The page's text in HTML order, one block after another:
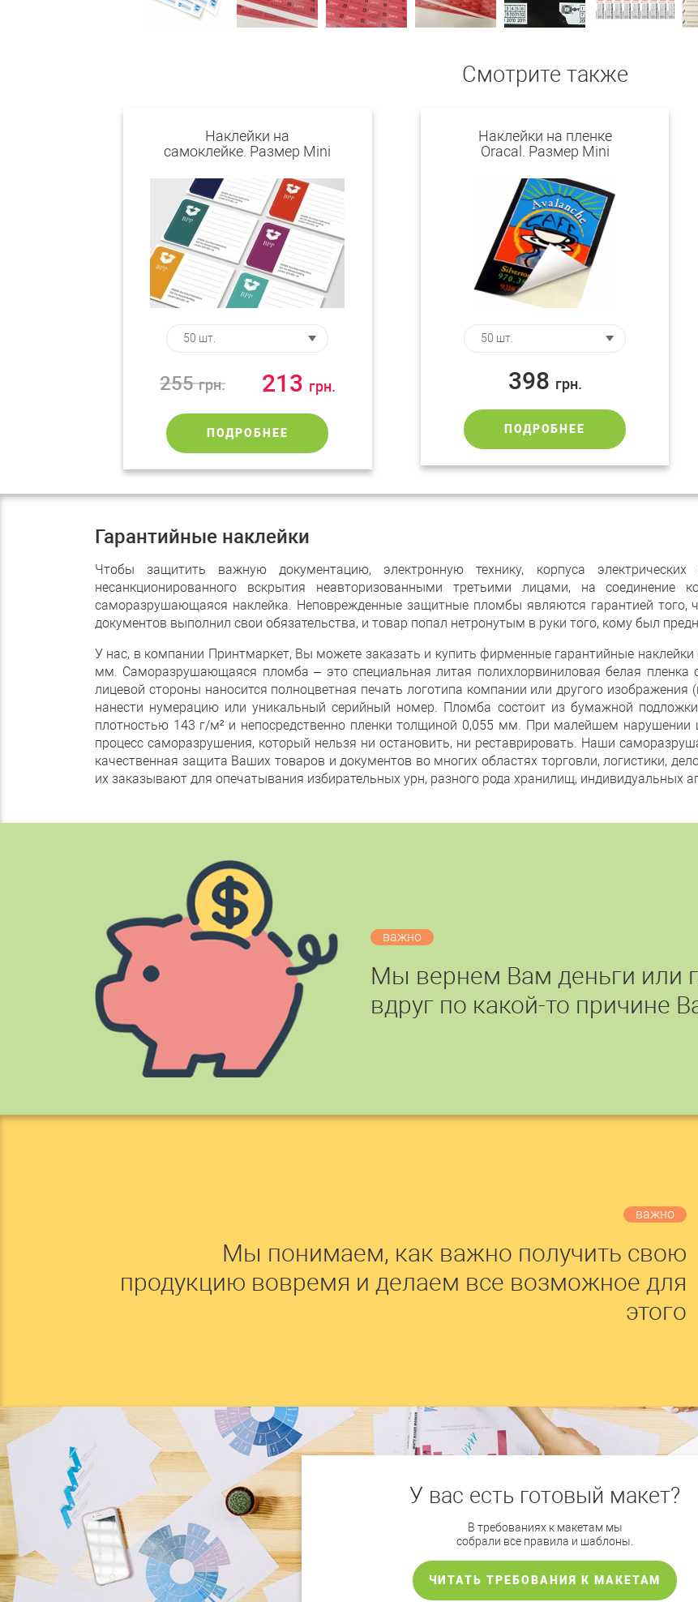
Смотрите также
Наклейки на
самоклейке. Размер Mini
255грн. 213 грн.
ПОДРОБНЕЕ
Наклейки на пленке
Oracal. Размер Mini
398 грн.
ПОДРОБНЕЕ
Гарантийные наклейки
Чтобы защитить важную документацию, электронную технику, корпуса
несанкционированного вскрытия неавторизованными третьими лицами, на соединение
саморазрушающаяся наклейка. Неповрежденные защитные пломбы являются гарантией того,
документов выполнил свои обязательства, и товар попал нетронутым в руки того, кому был
У нас, в компании Принтмаркет, Вы можете заказать и купить фирменные гарантийные
мм. Саморазрушающаяся пломба – это специальная литая полихлорвиниловая белая пленка
лицевой стороны наносится полноцветная печать логотипа компании или другого
нанести нумерацию или уникальный серийный номер. Пломба состоит из бумажной
плотностью 143 г/м² и непосредственно пленки толщиной 0,055 мм. При малейшем нарушении
процесс саморазрушения, который нельзя ни остановить, ни реставрировать. Наши
качественная защита Ваших товаров и документов во многих областях торговли, логистики,
их заказывают для опечатывания избирательных урн, разного рода хранилищ, индивидуальных
важно
Мы вернем Вам деньги или
вдруг по какой-то причине
важно
Мы понимаем, как важно получить свою
продукцию вовремя и делаем все возможное для
этого
У вас есть готовый макет?
В требованиях к макетам мы
собрали все правила и шаблоны.
ЧИТАТЬ ТРЕБОВАНИЯ К МАКЕТАМ